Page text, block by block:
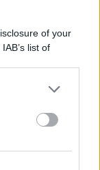
of your
list of
to third parties